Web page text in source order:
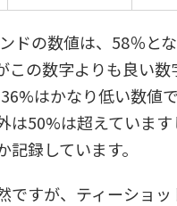
ドの数値は、58％と
この数字よりも良い数
はかなり低い数値
は50%は超えていま
録しています。
ですが、ティーショッ